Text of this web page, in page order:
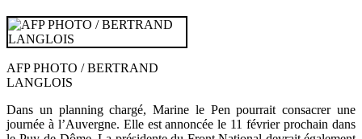
AFP PHOTO / BERTRAND
LANGLOIS
Dans un planning chargé, Marine le Pen pourrait consacrer une
journée à l’Auvergne. Elle est annoncée le 11 février prochain dans